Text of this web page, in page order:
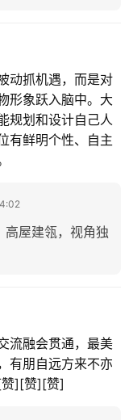
动抓机遇，而是对
形象跃入脑中。大
规划和设计自己人
有鲜明个性、自主
高屋建瓴，视角独
流融会贯通，最美
有朋自远方来不亦
赞][赞][赞]